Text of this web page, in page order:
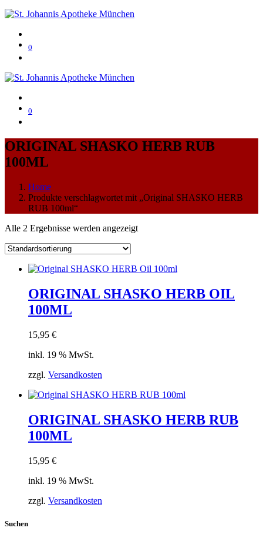
0
0
ORIGINAL SHASKO HERB RUB
100ML
Home
Produkte verschlagwortet mit „Original SHASKO HERB
RUB 100ml“
Alle 2 Ergebnisse werden angezeigt
ORIGINAL SHASKO HERB OIL
100ML
15,95 €
inkl. 19 % MwSt.
zzgl. Versandkosten
ORIGINAL SHASKO HERB RUB
100ML
15,95 €
inkl. 19 % MwSt.
zzgl. Versandkosten
Suchen